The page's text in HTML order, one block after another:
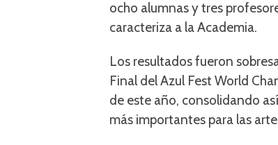
ocho alumnas y tres
caracteriza a la Academia.
Los resultados fueron
Final del Azul Fest World
de este año, consolidando
más importantes para las